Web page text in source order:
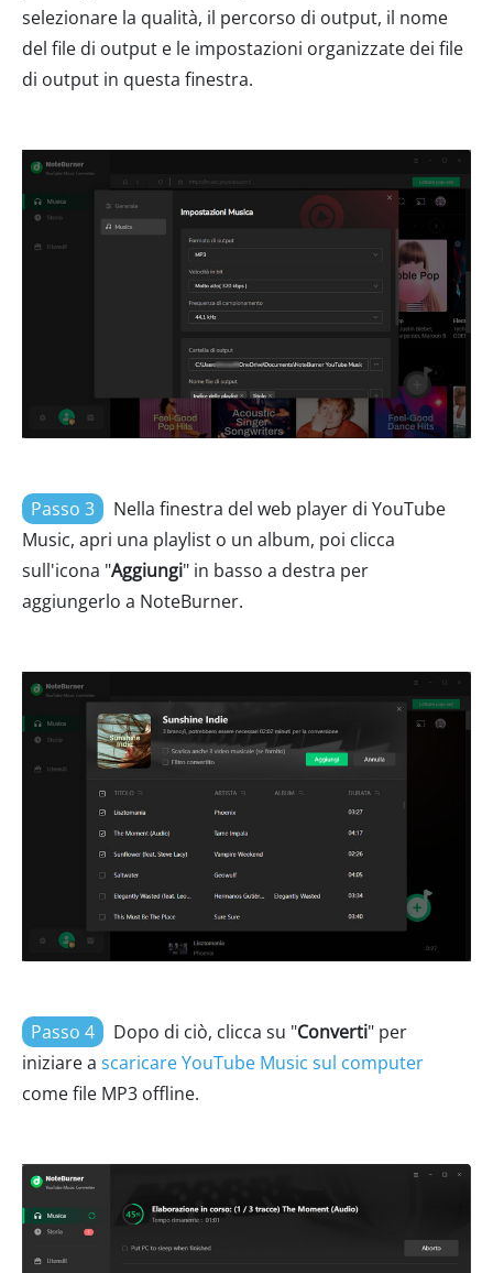
selezionare la qualità, il percorso di output, il nome
del file di output e le impostazioni organizzate dei file
di output in questa finestra.
Passo 3
Nella finestra del web player di YouTube
Music, apri una playlist o un album, poi clicca
sull'icona "Aggiungi" in basso a destra per
aggiungerlo a NoteBurner.
Passo 4 Dopo di ciò, clicca su "Converti" per
iniziare a scaricare YouTube Music sul computer
come file MP3 offline.